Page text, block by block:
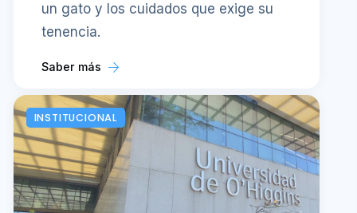
un gato y los cuidados que exige su
tenencia.
Saber más
INSTITUCIONAL